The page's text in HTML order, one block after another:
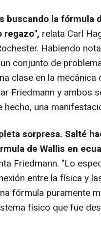
buscando la fórmula
regazo", relata Carl
Habiendo
conjunto de
clase en la
Friedmann y ambos
hecho, una
sorpresa. Salté
de Wallis en
Friedmann. "Lo
entre la física y
fórmula puramente
físico que fue